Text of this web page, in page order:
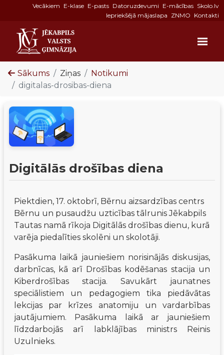
Vecākiem E-klase E-pasts Datoruzdevumi E-mācības Skolo.lv
Iepriekšējā mājaslapa ZNMO Kontakti
Sākums Ziņas
Notikumi
digitalas-drosibas-diena
Digitālās drošības diena
Piektdien, 17. oktobrī, Bērnu aizsardzības centrs
Bērnu un pusaudžu uzticības tālrunis Jēkabpils
Tautas namā rīkoja Digitālās drošības dienu, kurā
varēja piedalīties skolēni un skolotāji.
Pasākuma laikā jauniešiem norisinājās diskusijas,
darbnīcas, kā arī Drošības kodēšanas stacija un
Kiberdrošības stacija. Savukārt jaunatnes
speciālistiem un pedagogiem tika piedāvātas
lekcijas par krīzes anatomiju un vardarbības
jautājumiem. Pasākuma laikā ar jauniešiem
līdzdarbojās arī labklājības ministrs Reinis
Uzulnieks.